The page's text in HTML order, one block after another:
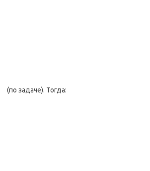
(по задаче). Тогда: